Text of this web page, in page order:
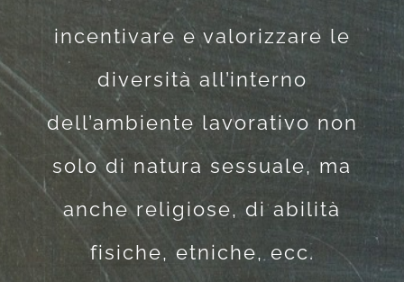
incentivare e valorizzare le
diversità all’interno
dell’ambiente lavorativo non
solo di natura sessuale, ma
anche religiose, di abilità
fisiche, etniche, ecc.